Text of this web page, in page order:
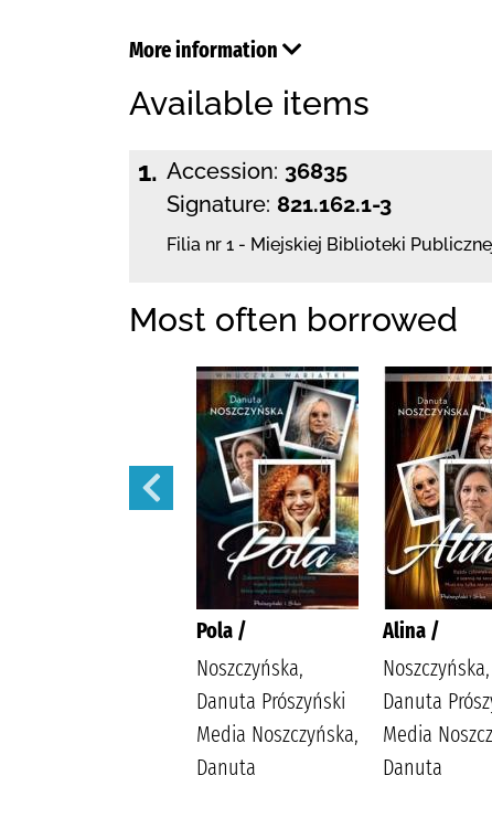
More information
Available items
1. Accession: 36835
Signature: 821.162.1-3
Filia nr 1 - Miejskiej Biblioteki
Most often borrowed
Pola /
Noszczyńska,
Danuta Prószyński
Media Noszczyńska,
Danuta
Alina /
Noszczyńska,
Danuta
Media
Danuta